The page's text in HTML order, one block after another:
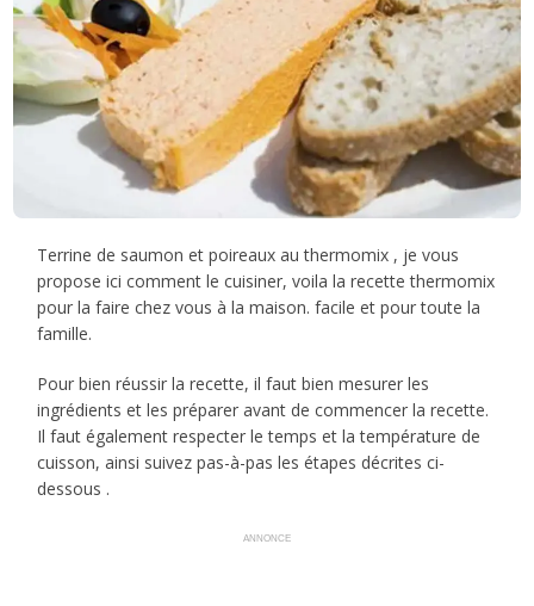
Terrine de saumon et poireaux au thermomix , je vous
propose ici comment le cuisiner, voila la recette thermomix
pour la faire chez vous à la maison. facile et pour toute la
famille.
Pour bien réussir la recette, il faut bien mesurer les
ingrédients et les préparer avant de commencer la recette.
Il faut également respecter le temps et la température de
cuisson, ainsi suivez pas-à-pas les étapes décrites ci-
dessous .
ANNONCE